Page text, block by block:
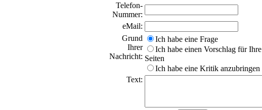
Telefon-
Nummer:
eMail:
Grund
Ihrer
Nachricht:
Ich habe eine Frage
Ich habe einen Vorschlag für Ihre
Seiten
Ich habe eine Kritik anzubringen
Text: